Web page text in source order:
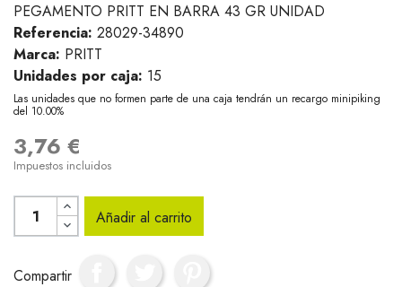
PEGAMENTO PRITT EN BARRA 43 GR UNIDAD
Referencia: 28029-34890
Marca: PRITT
Unidades por caja: 15
Las unidades que no formen parte de una caja tendrán un recargo minipiking
del 10.00%
3,76 €
Impuestos incluidos
Añadir al carrito
Compartir